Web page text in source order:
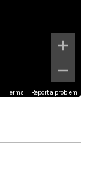
Terms Report a problem